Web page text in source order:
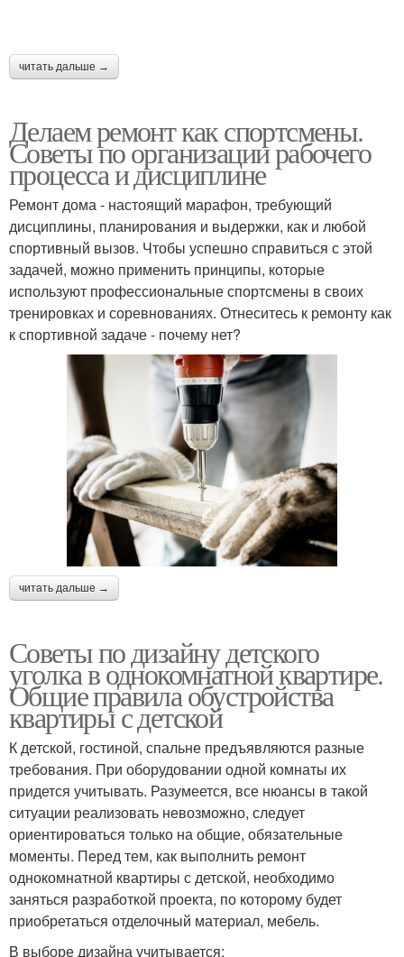
читать дальше →
Делаем ремонт как спортсмены.
Советы по организации рабочего
процесса и дисциплине
Ремонт дома - настоящий марафон, требующий
дисциплины, планирования и выдержки, как и любой
спортивный вызов. Чтобы успешно справиться с этой
задачей, можно применить принципы, которые
используют профессиональные спортсмены в своих
тренировках и соревнованиях. Отнеситесь к ремонту как
к спортивной задаче - почему нет?
читать дальше →
Советы по дизайну детского
уголка в однокомнатной квартире.
Общие правила обустройства
квартиры с детской
К детской, гостиной, спальне предъявляются разные
требования. При оборудовании одной комнаты их
придется учитывать. Разумеется, все нюансы в такой
ситуации реализовать невозможно, следует
ориентироваться только на общие, обязательные
моменты. Перед тем, как выполнить ремонт
однокомнатной квартиры с детской, необходимо
заняться разработкой проекта, по которому будет
приобретаться отделочный материал, мебель.
В выборе дизайна учитывается: